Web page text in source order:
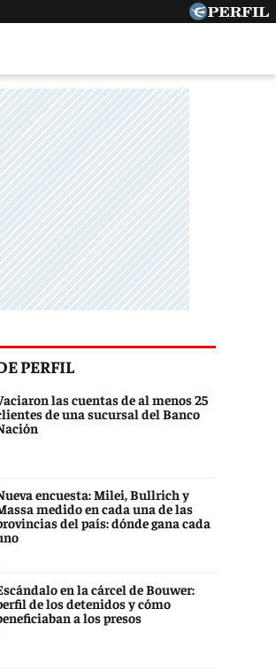
PERFIL
las cuentas de al menos 25
de una sucursal del Banco
encuesta: Milei, Bullrich y
medido en cada una de las
del país: dónde gana cada
en la cárcel de Bouwer:
de los detenidos y cómo
a los presos